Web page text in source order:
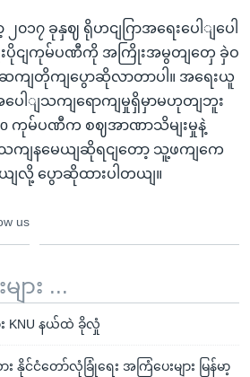
၁၇ ခုနှဈ ရိုဟငျဂြာအရေးပေါျပေါ
းပိုငျကုမ်ပဏီကို အကြိုးအမွတျတှေ ခှဲဝ
ဆကျတိုကျပွောဆိုလာတာပါ။ အရေးယူ
ါျသကျရောကျမှုရှိမှာမဟုတျဘူး
ကုမ်ပဏီက စဈအာဏာသိမျးမှုနဲ့
သကျနမေယျဆိုရငျတော့ သူ့ဖကျကေ
ျလို့ ပွောဆိုထားပါတယျ။
us
ား ...
း KNU နယ်ထဲ ခိုလှုံ
နိုင်ငံတော်လုံခြုံရေး အကြံပေးများ မြန်မာ့